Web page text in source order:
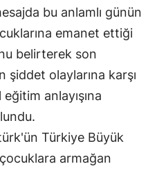
Hatay
Isparta
Mersin
İstanbul
Kars
bu anlamlı günün
emanet ettiği
belirterek son
olaylarına karşı
anlayışına
Türkiye Büyük
çocuklara armağan